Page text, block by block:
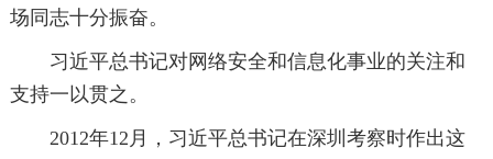
场同志十分振奋。
习近平总书记对网络安全和信息化事业的关注和
支持一以贯之。
2012年12月，习近平总书记在深圳考察时作出这